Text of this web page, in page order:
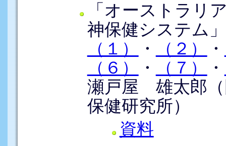
「オーストラリ
神保健システム」
（１）
・ （２） ・
（６）
・ （７） ・
瀬戸屋 雄太郎（
保健研究所）
資料